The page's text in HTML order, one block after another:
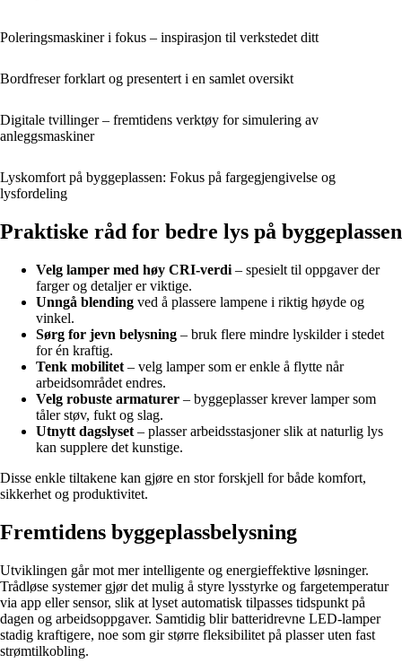
Poleringsmaskiner i fokus – inspirasjon til verkstedet ditt
Bordfreser forklart og presentert i en samlet oversikt
Digitale tvillinger – fremtidens verktøy for simulering av
anleggsmaskiner
Lyskomfort på byggeplassen: Fokus på fargegjengivelse og
lysfordeling
Praktiske råd for bedre lys på byggeplassen
Velg lamper med høy CRI-verdi – spesielt til oppgaver der
farger og detaljer er viktige.
Unngå blending ved å plassere lampene i riktig høyde og
vinkel.
Sørg for jevn belysning – bruk flere mindre lyskilder i stedet
for én kraftig.
Tenk mobilitet – velg lamper som er enkle å flytte når
arbeidsområdet endres.
Velg robuste armaturer – byggeplasser krever lamper som
tåler støv, fukt og slag.
Utnytt dagslyset – plasser arbeidsstasjoner slik at naturlig lys
kan supplere det kunstige.
Disse enkle tiltakene kan gjøre en stor forskjell for både komfort,
sikkerhet og produktivitet.
Fremtidens byggeplassbelysning
Utviklingen går mot mer intelligente og energieffektive løsninger.
Trådløse systemer gjør det mulig å styre lysstyrke og fargetemperatur
via app eller sensor, slik at lyset automatisk tilpasses tidspunkt på
dagen og arbeidsoppgaver. Samtidig blir batteridrevne LED-lamper
stadig kraftigere, noe som gir større fleksibilitet på plasser uten fast
strømtilkobling.